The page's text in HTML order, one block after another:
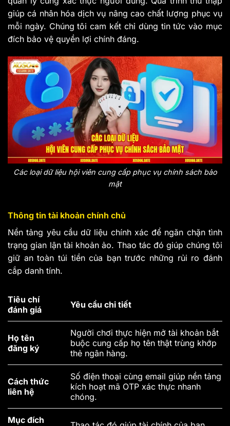
giúp cá nhân hóa dịch vụ nâng cao chất lượng phục vụ
mỗi ngày. Chúng tôi cam kết chỉ dùng tin tức vào mục
đích bảo vệ quyền lợi chính đáng.
Các loại dữ liệu hội viên cung cấp phục vụ chính sách bảo
mật
Thông tin tài khoản chính chủ
Nền tảng yêu cầu dữ liệu chính xác để ngăn chặn tình
trạng gian lận tài khoản ảo. Thao tác đó giúp chúng tôi
giữ an toàn túi tiền của bạn trước những rủi ro đánh
cắp danh tính.
Tiêu chí
đánh giá
Yêu cầu chi tiết
Họ tên
đăng ký
Người chơi thực hiện mở tài khoản bắt
buộc cung cấp họ tên thật trùng khớp
thẻ ngân hàng.
Cách thức
liên hệ
Số điện thoại cùng email giúp nền tảng
kích hoạt mã OTP xác thực nhanh
chóng.
Mục đích